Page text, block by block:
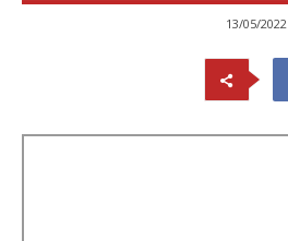
13/05/2022